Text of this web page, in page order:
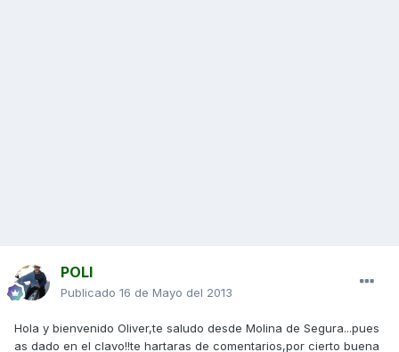
POLI
Publicado 16 de Mayo del 2013
Hola y bienvenido Oliver,te saludo desde Molina de Segura...pues
as dado en el clavo!!te hartaras de comentarios,por cierto buena